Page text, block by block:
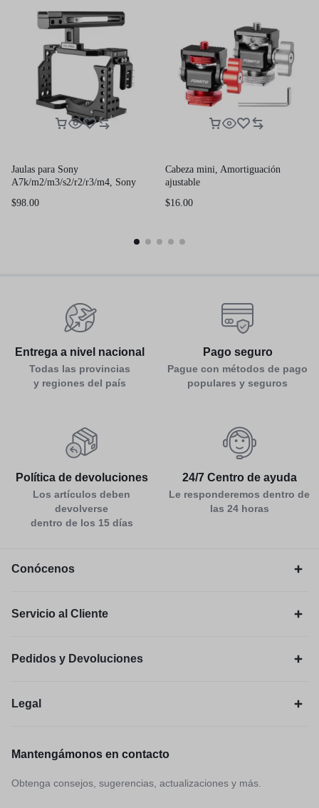
Jaulas para Sony
A7k/m2/m3/s2/r2/r3/m4, Sony
$98.00
Cabeza mini, Amortiguación
ajustable
$16.00
Entrega a nivel nacional
Todas las provincias
y regiones del país
Pago seguro
Pague con métodos de pago
populares y seguros
Política de devoluciones
Los artículos deben
devolverse
dentro de los 15 días
24/7 Centro de ayuda
Le responderemos dentro de
las 24 horas
Conócenos
Servicio al Cliente
Pedidos y Devoluciones
Legal
Mantengámonos en contacto
Obtenga consejos, sugerencias, actualizaciones y más.